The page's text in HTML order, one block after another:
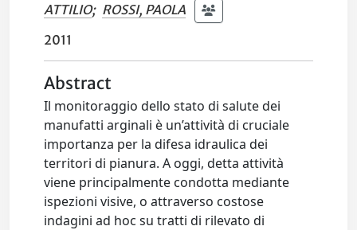
ATTILIO; ROSSI, PAOLA
2011
Abstract
Il monitoraggio dello stato di salute dei
manufatti arginali è un’attività di cruciale
importanza per la difesa idraulica dei
territori di pianura. A oggi, detta attività
viene principalmente condotta mediante
ispezioni visive, o attraverso costose
indagini ad hoc su tratti di rilevato di